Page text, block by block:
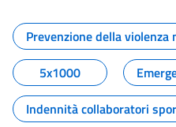
Tutti i
Prevenzione della violenza
5x1000
Indennità collaboratori